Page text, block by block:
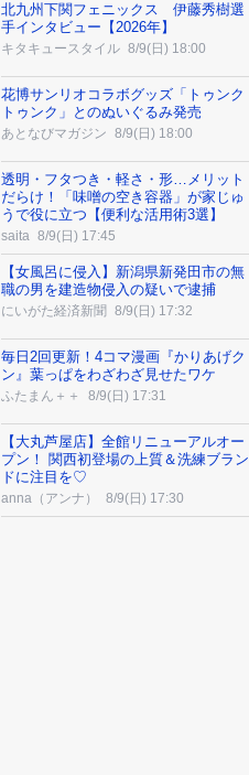
北九州下関フェニックス 伊藤秀樹選
手インタビュー【2026年】
キタキュースタイル 8/9(日) 18:00
花博サンリオコラボグッズ「トゥンク
トゥンク」とのぬいぐるみ発売
あとなびマガジン 8/9(日) 18:00
透明・フタつき・軽さ・形…メリット
だらけ！「味噌の空き容器」が家じゅ
うで役に立つ【便利な活用術3選】
saita 8/9(日) 17:45
【女風呂に侵入】新潟県新発田市の無
職の男を建造物侵入の疑いで逮捕
にいがた経済新聞 8/9(日) 17:32
毎日2回更新！4コマ漫画『かりあげク
ン』葉っぱをわざわざ見せたワケ
ふたまん＋＋ 8/9(日) 17:31
【大丸芦屋店】全館リニューアルオー
プン！ 関西初登場の上質＆洗練ブラン
ドに注目を♡
anna（アンナ） 8/9(日) 17:30